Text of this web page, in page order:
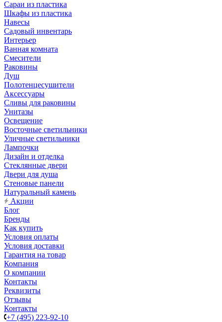
Сараи из пластика
Шкафы из пластика
Навесы
Садовый инвентарь
Интерьер
Ванная комната
Смесители
Раковины
Душ
Полотенцесушители
Аксессуары
Сливы для раковины
Унитазы
Освещение
Восточные светильники
Уличные светильники
Лампочки
Дизайн и отделка
Стеклянные двери
Двери для душа
Стеновые панели
Натуральный камень
Акции
Блог
Бренды
Как купить
Условия оплаты
Условия доставки
Гарантия на товар
Компания
О компании
Контакты
Реквизиты
Отзывы
Контакты
+7 (495) 223-92-10